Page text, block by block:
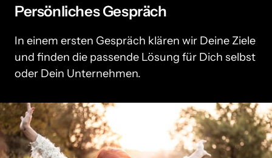
Persönliches Gespräch
In einem ersten Gespräch klären wir Deine Ziele
und finden die passende Lösung für Dich selbst
oder Dein Unternehmen.